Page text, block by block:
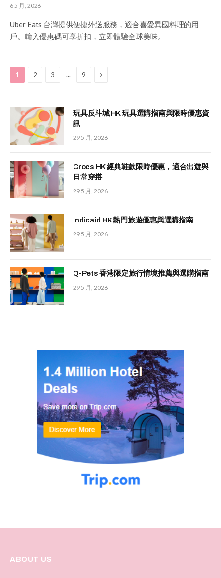
6 5 月, 2026
Uber Eats 台灣提供便捷外送服務，適合喜愛異國料理的用
戶。輸入優惠碼可享折扣，立即體驗全球美味。
1 2 3 ... 9 Next
玩具反斗城 HK 玩具選購指南與限時優惠資
訊
29 5 月, 2026
Crocs HK 經典鞋款限時優惠，適合出遊與
日常穿搭
29 5 月, 2026
Indicaid HK 熱門旅遊優惠與選購指南
29 5 月, 2026
Q-Pets 香港限定旅行情境推薦與選購指南
29 5 月, 2026
ABOUT US